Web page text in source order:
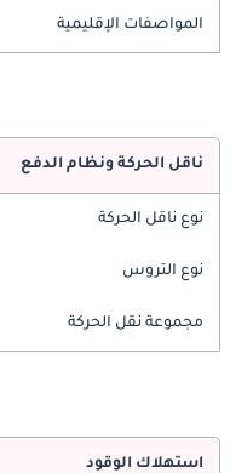
المواصفات الإقليمية
ناقل الحركة ونظام الدفع
نوع ناقل الحركة
نوع التروس
مجموعة نقل الحركة
استهلاك الوقود